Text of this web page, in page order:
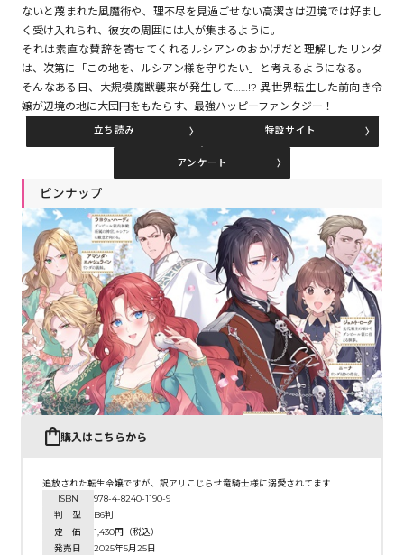
コミックエッセイ
閉じる
ないと蔑まれた風魔術や、理不尽を見過ごせない高潔さは辺境では好まし
く受け入れられ、彼女の周囲には人が集まるように。
それは素直な賛辞を寄せてくれるルシアンのおかげだと理解したリンダ
は、次第に「この地を、ルシアン様を守りたい」と考えるようになる。
そんなある日、大規模魔獣襲来が発生して……!? 異世界転生した前向き令
嬢が辺境の地に大団円をもたらす、最強ハッピーファンタジー！
立ち読み 特設サイト
アンケート
ピンナップ
購入はこちらから
追放された転生令嬢ですが、訳アリこじらせ竜騎士様に溺愛されてます
ISBN
978-4-8240-1190-9
判 型
B6判
定 価
1,430円（税込）
発売日
2025年5月25日